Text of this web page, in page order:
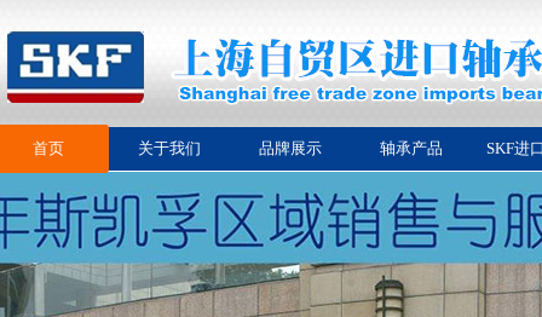
首页 关于我们 品牌展示 轴承产品 SKF进